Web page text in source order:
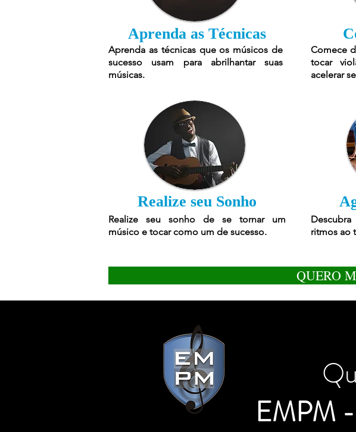
Aprenda as Técnicas
Aprenda as técnicas que os músicos de
sucesso usam para abrilhantar suas
músicas.
Realize seu Sonho
Realize seu sonho de se tornar um
músico e tocar como um de sucesso.
Comece
tocar
acelerar
ritmos ao
QUERO
EMPM -